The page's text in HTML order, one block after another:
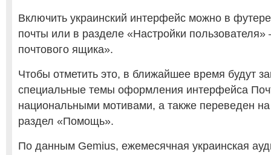
Включить украинский интерфейс можно в
почты или в разделе «Настройки
почтового ящика».
Чтобы отметить это, в ближайшее время будут
специальные темы оформления интерфейса
национальными мотивами, а также переведен на
раздел «Помощь».
По данным Gemius, ежемесячная украинская